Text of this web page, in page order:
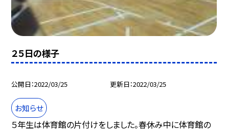
２５日の様子
公開日 2022/03/25 更新日 2022/03/25
お知らせ
５年生は体育館の片付けをしました。春休み中に体育館の